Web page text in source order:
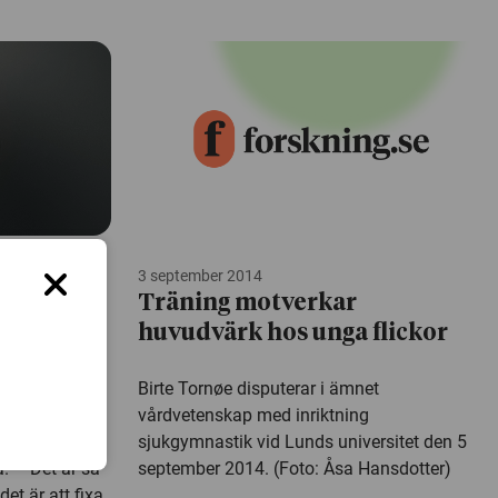
ger
– Det är så
3 september 2014
Träning motverkar
huvudvärk hos unga flickor
Birte Tornøe disputerar i ämnet
vårdvetenskap med inriktning
sjukgymnastik vid Lunds universitet den 5
september 2014. (Foto: Åsa Hansdotter)